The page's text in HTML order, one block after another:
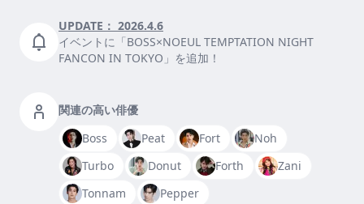
UPDATE： 2026.4.6
イベントに「BOSS×NOEUL TEMPTATION NIGHT
FANCON IN TOKYO」を追加！
関連の高い俳優
Boss
Peat Fort
Noh
Turbo
Donut Forth
Zani
Tonnam
Pepper